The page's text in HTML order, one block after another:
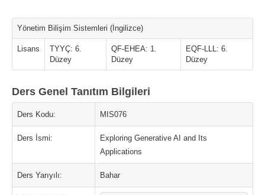
Yönetim Bilişim Sistemleri (İngilizce)
Lisans
TYYÇ: 6.
Düzey
QF-EHEA: 1.
Düzey
EQF-LLL: 6.
Düzey
Ders Genel Tanıtım Bilgileri
Ders Kodu: MIS076
Ders İsmi:
Exploring Generative AI and Its
Applications
Ders Yarıyılı: Bahar